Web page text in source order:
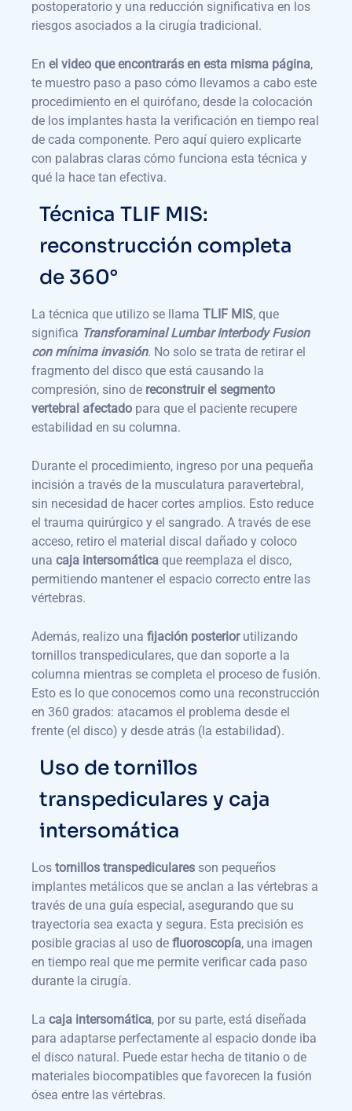
postoperatorio y una reducción significativa en los
riesgos asociados a la cirugía tradicional.
En el video que encontrarás en esta misma página,
te muestro paso a paso cómo llevamos a cabo este
procedimiento en el quirófano, desde la colocación
de los implantes hasta la verificación en tiempo real
de cada componente. Pero aquí quiero explicarte
con palabras claras cómo funciona esta técnica y
qué la hace tan efectiva.
Técnica TLIF MIS:
reconstrucción completa
de 360°
La técnica que utilizo se llama TLIF MIS, que
significa Transforaminal Lumbar Interbody Fusion
con mínima invasión. No solo se trata de retirar el
fragmento del disco que está causando la
compresión, sino de reconstruir el segmento
vertebral afectado para que el paciente recupere
estabilidad en su columna.
Durante el procedimiento, ingreso por una pequeña
incisión a través de la musculatura paravertebral,
sin necesidad de hacer cortes amplios. Esto reduce
el trauma quirúrgico y el sangrado. A través de ese
acceso, retiro el material discal dañado y coloco
una caja intersomática que reemplaza el disco,
permitiendo mantener el espacio correcto entre las
vértebras.
Además, realizo una fijación posteriorutilizando
tornillos transpediculares, que dan soporte a la
columna mientras se completa el proceso de fusión.
Esto es lo que conocemos como una reconstrucción
en 360 grados: atacamos el problema desde el
frente (el disco) y desde atrás (la estabilidad).
Uso de tornillos
transpediculares y caja
intersomática
Los tornillos transpediculares son pequeños
implantes metálicos que se anclan a las vértebras a
través de una guía especial, asegurando que su
trayectoria sea exacta y segura. Esta precisión es
posible gracias al uso de fluoroscopía, una imagen
en tiempo real que me permite verificar cada paso
durante la cirugía.
La caja intersomática, por su parte, está diseñada
para adaptarse perfectamente al espacio donde iba
el disco natural. Puede estar hecha de titanio o de
materiales biocompatibles que favorecen la fusión
ósea entre las vértebras.